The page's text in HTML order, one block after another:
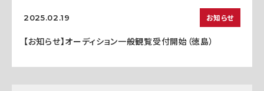
2025.02.19 お知らせ
【お知らせ】オーディション一般観覧受付開始（徳島）